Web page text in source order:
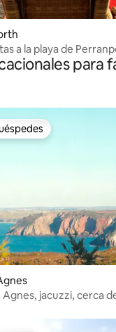
la playa de Perranporth
para
preferido
jacuzzi, cerca